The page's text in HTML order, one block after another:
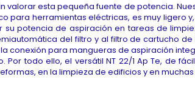
valorar esta pequeña fuente de potencia.
para herramientas eléctricas, es muy ligero
potencia de aspiración en tareas de
del filtro y al filtro de cartucho
conexión para mangueras de aspiración
Por todo ello, el versátil NT 22/1 Ap Te, de
en la limpieza de edificios y en